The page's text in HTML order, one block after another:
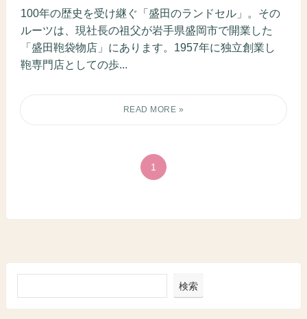
100年の歴史を受け継ぐ「盛田のランドセル」。その
ルーツは、現社長の祖父が岩手県盛岡市で開業した
「盛田鞄袋物店」にあります。1957年に独立創業し
鞄専門店としての歩...
1
検索